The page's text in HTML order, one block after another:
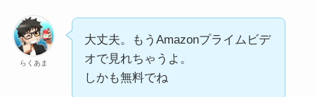
らくあま
大丈夫。もうAmazonプライムビデ
オで見れちゃうよ。
しかも無料でね